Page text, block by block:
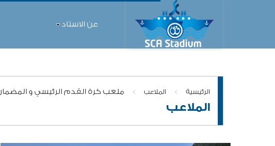
عن الاستاد
الرئيسية > الملاعب > ملعب كرة القدم الرئيسي و المضمار
الملاعب